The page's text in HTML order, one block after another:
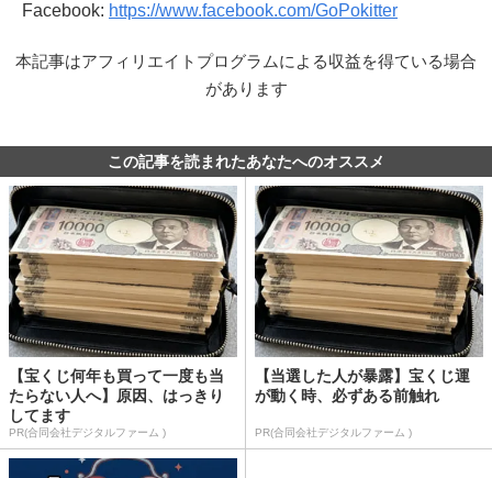
Facebook: https://www.facebook.com/GoPokitter
本記事はアフィリエイトプログラムによる収益を得ている場合
があります
この記事を読まれたあなたへのオススメ
【宝くじ何年も買って一度も当
たらない人へ】原因、はっきり
してます
PR(合同会社デジタルファーム )
【当選した人が暴露】宝くじ運
が動く時、必ずある前触れ
PR(合同会社デジタルファーム )